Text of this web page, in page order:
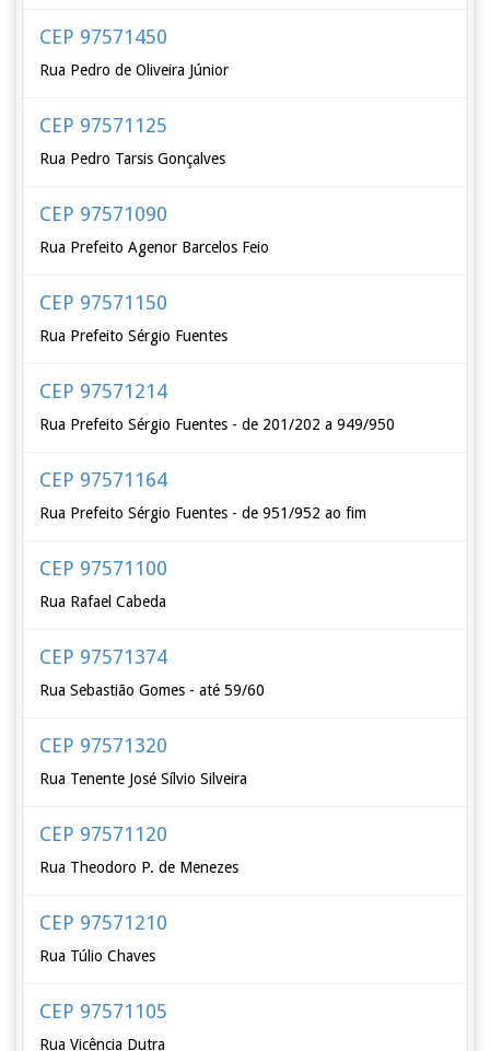
CEP 97571450
Rua Pedro de Oliveira Júnior
CEP 97571125
Rua Pedro Tarsis Gonçalves
CEP 97571090
Rua Prefeito Agenor Barcelos Feio
CEP 97571150
Rua Prefeito Sérgio Fuentes
CEP 97571214
Rua Prefeito Sérgio Fuentes - de 201/202 a 949/950
CEP 97571164
Rua Prefeito Sérgio Fuentes - de 951/952 ao fim
CEP 97571100
Rua Rafael Cabeda
CEP 97571374
Rua Sebastião Gomes - até 59/60
CEP 97571320
Rua Tenente José Sílvio Silveira
CEP 97571120
Rua Theodoro P. de Menezes
CEP 97571210
Rua Túlio Chaves
CEP 97571105
Rua Vicência Dutra